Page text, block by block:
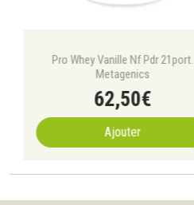
Pro Whey Vanille Nf Pdr 21port.
Metagenics
62,50€
Ajouter